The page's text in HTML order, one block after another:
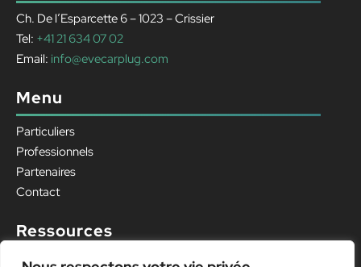
Ch. De l’Esparcette 6 – 1023 – Crissier
Tel: +41 21 634 07 02
Email: info@evecarplug.com
Menu
Particuliers
Professionnels
Partenaires
Contact
Ressources